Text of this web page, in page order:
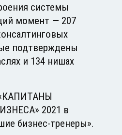
системы
момент — 207
подтверждены
и 134 нишах
2021 в
бизнес-тренеры».